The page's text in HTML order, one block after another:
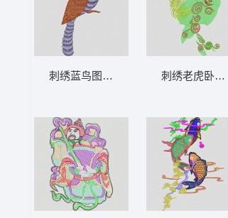
刺绣蓝鸟图案 鸟 刺绣老虎卧